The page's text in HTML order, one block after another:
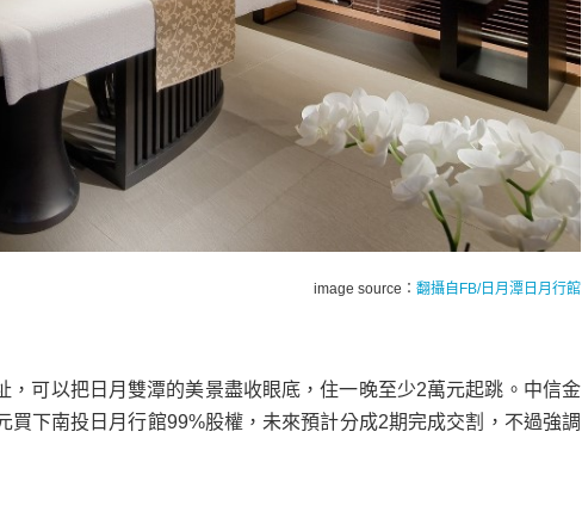
image source： 翻攝自FB/日月潭日月行館
可以把日月雙潭的美景盡收眼底，住一晚至少2萬元起跳。中信金
下南投日月行館99%股權，未來預計分成2期完成交割，不過強調